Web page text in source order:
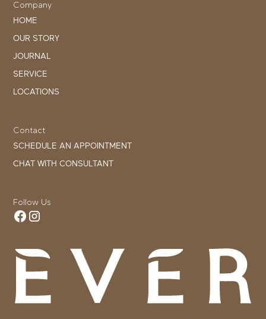
Company
HOME
OUR STORY
JOURNAL
SERVICE
LOCATIONS
Contact
SCHEDULE AN APPOINTMENT
CHAT WITH CONSULTANT
Follow Us